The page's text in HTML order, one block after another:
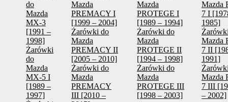
do
Mazda
MX-3
[1991 –
1998]
Żarówki
do
Mazda
MX-5 I
[1989 –
1997]
Mazda
PREMACY I
[1999 – 2004]
Żarówki do
Mazda
PREMACY II
[2005 – 2010]
Żarówki do
Mazda
PREMACY
III [2010 –
Mazda
PROTEGE I
[1989 – 1994]
Żarówki do
Mazda
PROTEGE II
[1994 – 1998]
Żarówki do
Mazda
PROTEGE III
[1998 – 2003]
Mazda
7 I
1985]
Mazda
7 II
1991]
Mazda
7 III
– 2002]